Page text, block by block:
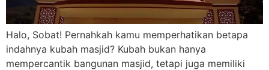
Halo, Sobat! Pernahkah kamu memperhatikan betapa
indahnya kubah masjid? Kubah bukan hanya
mempercantik bangunan masjid, tetapi juga memiliki